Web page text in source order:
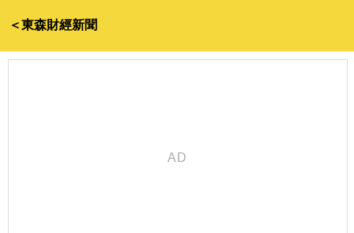
＜東森財經新聞